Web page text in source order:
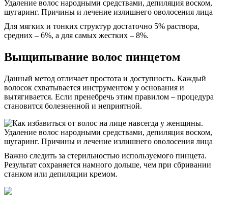
Для мягких и тонких структур достаточно 5% раствора,
средних – 6%, а для самых жестких – 8%.
Выщипывание волос пинцетом
Данный метод отличает простота и доступность. Каждый
волосок схватывается инструментом у основания и
вытягивается. Если пренебречь этим правилом – процедура
становится болезненной и неприятной.
Важно следить за стерильностью используемого пинцета.
Результат сохраняется намного дольше, чем при сбривании
станком или депиляции кремом.